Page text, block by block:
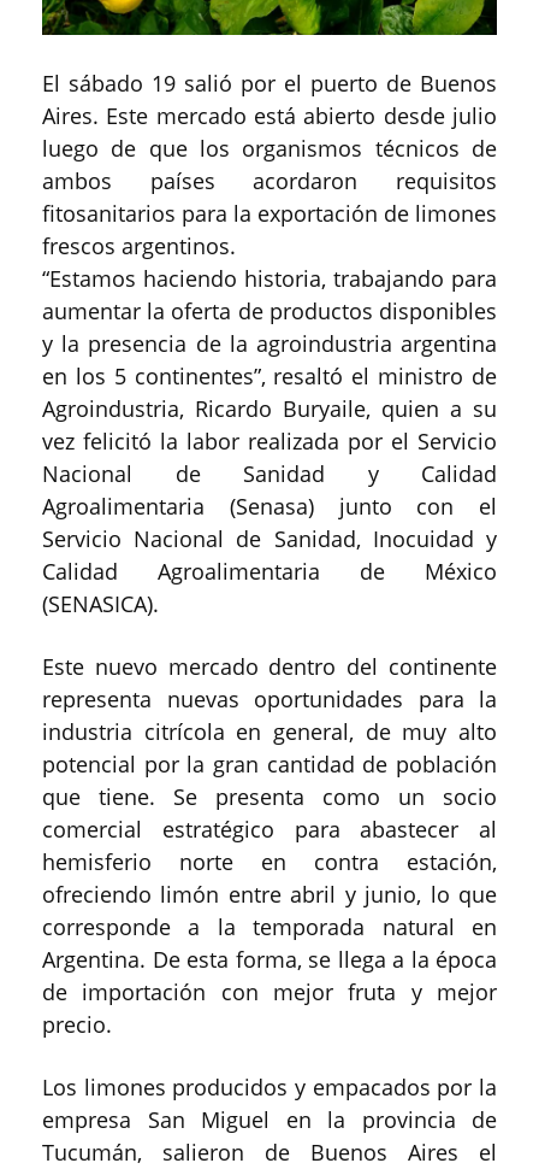
El sábado 19 salió por el puerto de Buenos
Aires. Este mercado está abierto desde julio
luego de que los organismos técnicos de
ambos países acordaron requisitos
fitosanitarios para la exportación de limones
frescos argentinos.
“Estamos haciendo historia, trabajando para
aumentar la oferta de productos disponibles
y la presencia de la agroindustria argentina
en los 5 continentes”, resaltó el ministro de
Agroindustria, Ricardo Buryaile, quien a su
vez felicitó la labor realizada por el Servicio
Nacional de Sanidad y Calidad
Agroalimentaria (Senasa) junto con el
Servicio Nacional de Sanidad, Inocuidad y
Calidad Agroalimentaria de México
(SENASICA).
Este nuevo mercado dentro del continente
representa nuevas oportunidades para la
industria citrícola en general, de muy alto
potencial por la gran cantidad de población
que tiene. Se presenta como un socio
comercial estratégico para abastecer al
hemisferio norte en contra estación,
ofreciendo limón entre abril y junio, lo que
corresponde a la temporada natural en
Argentina. De esta forma, se llega a la época
de importación con mejor fruta y mejor
precio.
Los limones producidos y empacados por la
empresa San Miguel en la provincia de
Tucumán, salieron de Buenos Aires el